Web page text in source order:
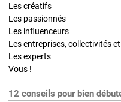
Les créatifs
Les passionnés
Les influenceurs
Les entreprises, collectivités
Les experts
Vous !
12 conseils pour bien